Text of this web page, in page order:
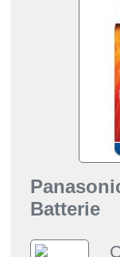
Batterie